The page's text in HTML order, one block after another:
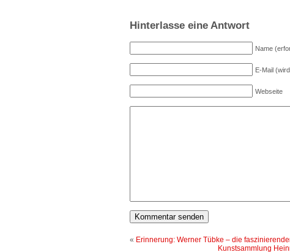
Hinterlasse eine Antwort
Name
E-Mail
Webseite
« Erinnerung: Werner Tübke – die
Kunstsammlung